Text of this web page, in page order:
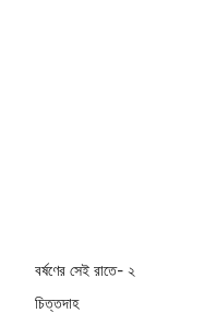
বর্ষণের সেই রাতে- ২
চিত্তদাহ